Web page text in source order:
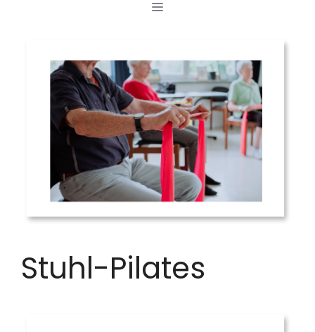
MENÜ
Stuhl-Pilates